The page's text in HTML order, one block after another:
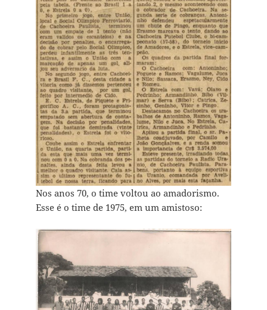
Nos anos 70, o time voltou ao amadorismo.
Esse é o time de 1975, em um amistoso: